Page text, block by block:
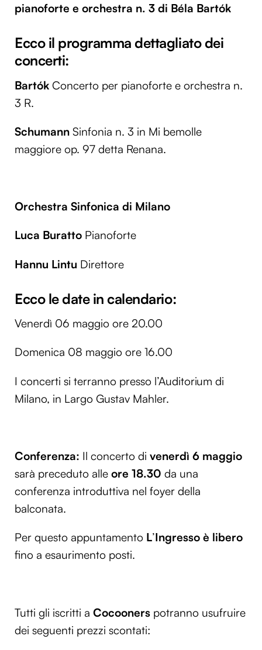
pianoforte e orchestra n. 3 di Béla Bartók
Ecco il programma dettagliato dei
concerti:
Bartók Concerto per pianoforte e orchestra n.
3 R.
Schumann Sinfonia n. 3 in Mi bemolle
maggiore op. 97 detta Renana.
Orchestra Sinfonica di Milano
Luca Buratto Pianoforte
Hannu Lintu Direttore
Ecco le date in calendario:
Venerdì 06 maggio ore 20.00
Domenica 08 maggio ore 16.00
I concerti si terranno presso l’Auditorium di
Milano, in Largo Gustav Mahler.
Conferenza: Il concerto di venerdì 6 maggio
sarà preceduto alle ore 18.30 da una
conferenza introduttiva nel foyer della
balconata.
Per questo appuntamento L’Ingresso è libero
fino a esaurimento posti.
Tutti gli iscritti a Cocooners potranno usufruire
dei seguenti prezzi scontati: